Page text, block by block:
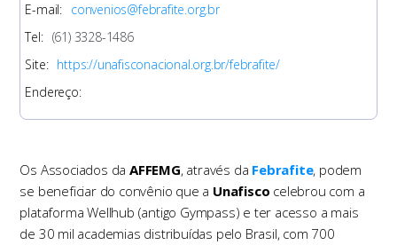
E-mail: convenios@febrafite.org.br
Tel: (61) 3328-1486
Site: https://unafisconacional.org.br/febrafite/
Endereço:
Os Associados daAFFEMG, através da Febrafite, podem
se beneficiar do convênio que a Unafisco celebrou com a
plataforma Wellhub (antigo Gympass) e ter acesso a mais
de 30 mil academias distribuídas pelo Brasil, com 700